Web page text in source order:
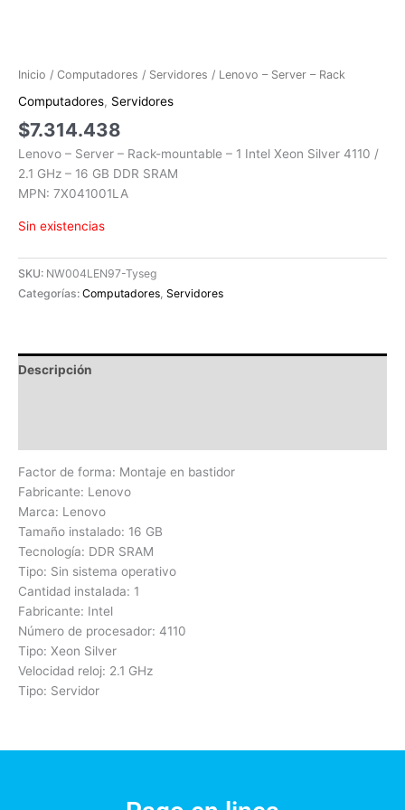
Inicio / Computadores / Servidores / Lenovo – Server – Rack
Computadores, Servidores
$7.314.438
Lenovo – Server – Rack-mountable – 1 Intel Xeon Silver 4110 /
2.1 GHz – 16 GB DDR SRAM
MPN: 7X041001LA
Sin existencias
SKU: NW004LEN97-Tyseg
Categorías: Computadores Servidores
Descripción
Factor de forma: Montaje en bastidor
Fabricante: Lenovo
Marca: Lenovo
Tamaño instalado: 16 GB
Tecnología: DDR SRAM
Tipo: Sin sistema operativo
Cantidad instalada: 1
Fabricante: Intel
Número de procesador: 4110
Tipo: Xeon Silver
Velocidad reloj: 2.1 GHz
Tipo: Servidor